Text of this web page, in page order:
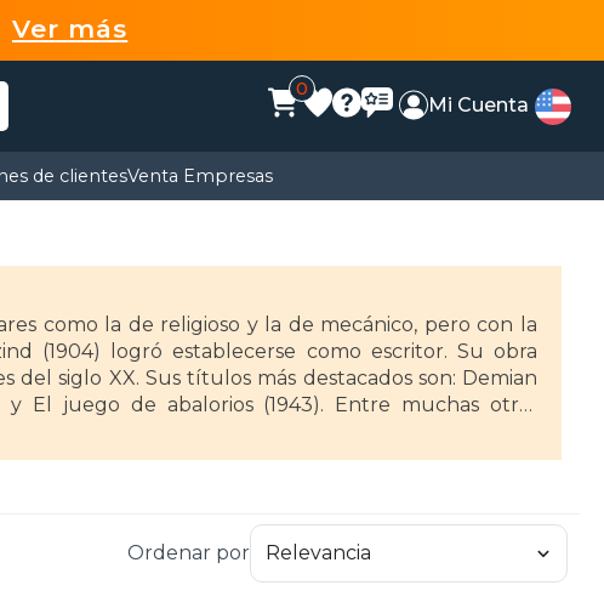
Ver más
0
Mi Cuenta
de clientesVenta Empresas
como la de religioso y la de mecánico, pero con la
(1904) logró establecerse como escritor. Su obra
siglo XX. Sus títulos más destacados son: Demian
y El juego de abalorios (1943). Entre muchas otras
Murió en 1962, a los 85 años en Montagnola.
Ordenar por